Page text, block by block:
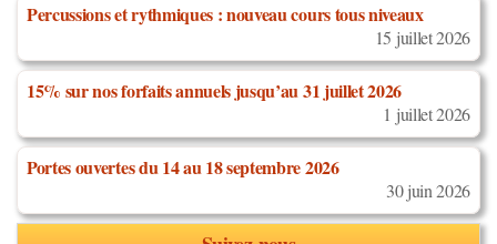
Percussions et rythmiques : nouveau cours tous niveaux
15 juillet 2026
15% sur nos forfaits annuels jusqu’au 31 juillet 2026
1 juillet 2026
Portes ouvertes du 14 au 18 septembre 2026
30 juin 2026